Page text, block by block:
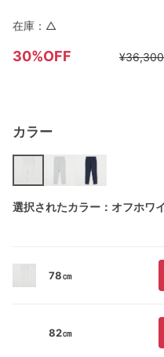
30%OFF ¥36,300
カラー
選択されたカラー：オフホワ
78㎝
82㎝
在庫： △